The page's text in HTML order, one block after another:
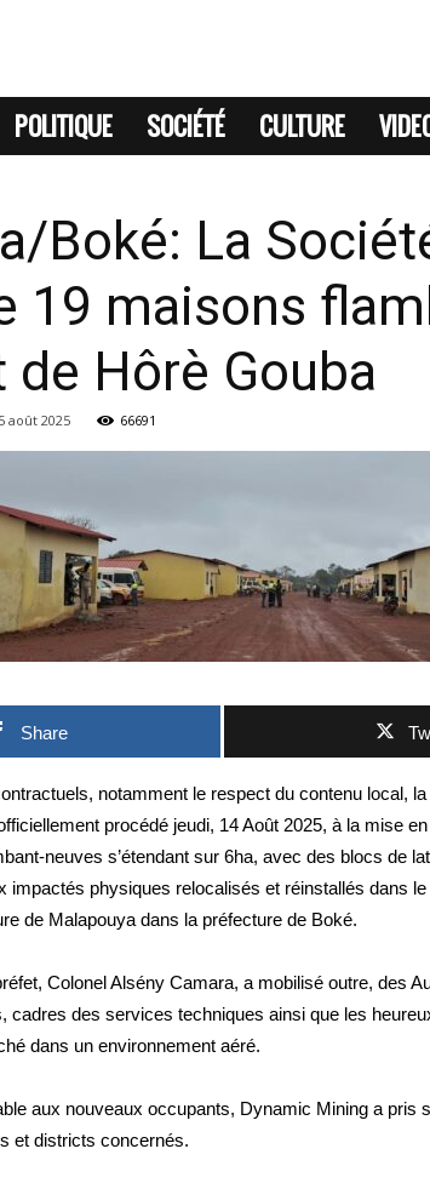
POLITIQUE SOCIÉTÉ CULTURE
Boké: La
19 maisons
Hôrè Gouba
août 2025 66691
Share
notamment le respect du contenu local,
procédé jeudi, 14 Août 2025, à la mise
neuves s’étendant sur 6ha, avec des blocs de
impactés physiques relocalisés et réinstallés dans
de Malapouya dans la préfecture de Boké.
Colonel Alsény Camara, a mobilisé outre, des
cadres des services techniques ainsi que les
dans un environnement aéré.
aux nouveaux occupants, Dynamic Mining a pris
et districts concernés.